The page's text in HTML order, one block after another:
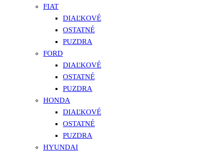
FIAT
DIAĽKOVÉ
OSTATNÉ
PUZDRA
FORD
DIAĽKOVÉ
OSTATNÉ
PUZDRA
HONDA
DIAĽKOVÉ
OSTATNÉ
PUZDRA
HYUNDAI